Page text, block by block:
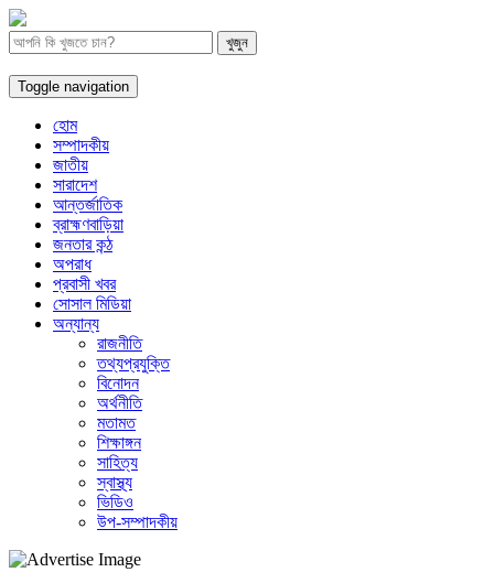
Toggle navigation
হোম
সম্পাদকীয়
জাতীয়
সারাদেশ
আন্তর্জাতিক
ব্রাহ্মণবাড়িয়া
জনতার কন্ঠ
অপরাধ
প্রবাসী খবর
সোসাল মিডিয়া
অন্যান্য
রাজনীতি
তথ্যপ্রযুক্তি
বিনোদন
অর্থনীতি
মতামত
শিক্ষাঙ্গন
সাহিত্য
স্বাস্থ্য
ভিডিও
উপ-সম্পাদকীয়